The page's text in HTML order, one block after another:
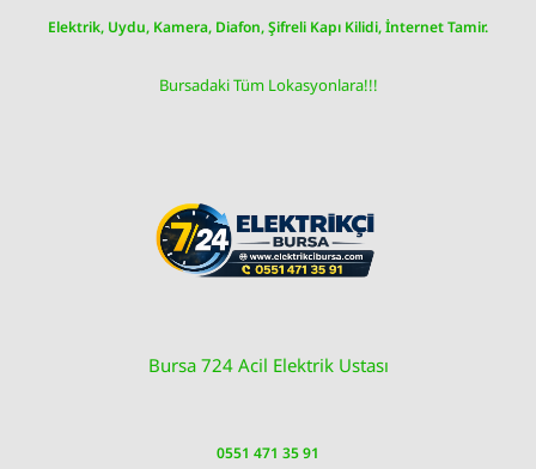
Elektrik, Uydu, Kamera, Diafon, Şifreli Kapı Kilidi, İnternet Tamir.
Bursadaki Tüm Lokasyonlara!!!
Bursa 724 Acil Elektrik Ustası
0551 471 35 91